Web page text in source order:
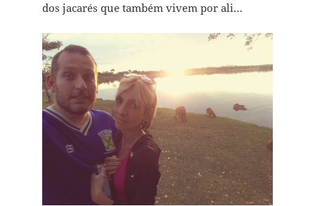
dos jacarés que também vivem por ali…